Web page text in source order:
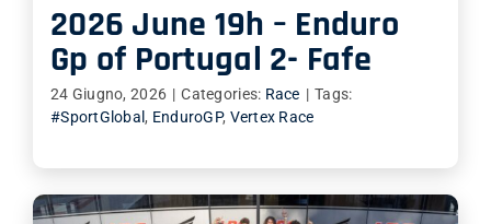
2026 June 19h – Enduro
Gp of Portugal 2- Fafe
24 Giugno, 2026 | Categories: Race | Tags:
#SportGlobal , EnduroGP, Vertex Race